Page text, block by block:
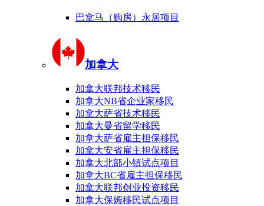
巴拿马（购房）永居项目
加拿大
加拿大联邦技术移民
加拿大NB省企业家移民
加拿大萨省技术移民
加拿大曼省留学移民
加拿大萨省雇主担保移民
加拿大安省雇主担保移民
加拿大北部小镇试点项目
加拿大BC省雇主担保移民
加拿大联邦创业投资移民
加拿大保姆移民试点项目